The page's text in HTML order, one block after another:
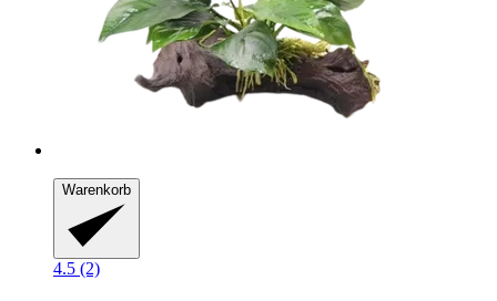
Warenkorb
4.5 (2)